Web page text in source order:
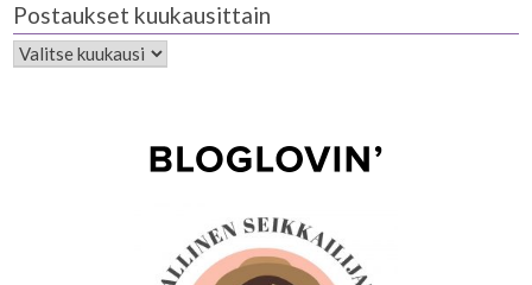
Postaukset kuukausittain